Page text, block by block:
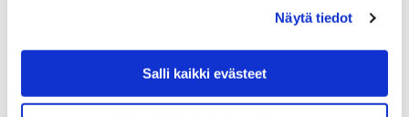
Näytä tiedot
Salli kaikki evästeet
Liput